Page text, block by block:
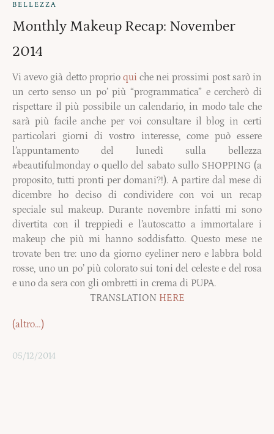
BELLEZZA
Monthly Makeup Recap: November
2014
Vi avevo già detto proprio qui che nei prossimi post sarò in
un certo senso un po’ più “programmatica” e cercherò di
rispettare il più possibile un calendario, in modo tale che
sarà più facile anche per voi consultare il blog in certi
particolari giorni di vostro interesse, come può essere
l’appuntamento del lunedì sulla bellezza
#beautifulmonday o quello del sabato sullo SHOPPING (a
proposito, tutti pronti per domani?!). A partire dal mese di
dicembre ho deciso di condividere con voi un recap
speciale sul makeup. Durante novembre infatti mi sono
divertita con il treppiedi e l’autoscatto a immortalare i
makeup che più mi hanno soddisfatto. Questo mese ne
trovate ben tre: uno da giorno eyeliner nero e labbra bold
rosse, uno un po’ più colorato sui toni del celeste e del rosa
e uno da sera con gli ombretti in crema di PUPA.
TRANSLATION HERE
(altro…)
05/12/2014